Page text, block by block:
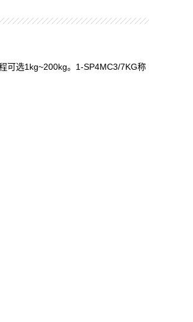
可选1kg~200kg。1-SP4MC3/7KG称